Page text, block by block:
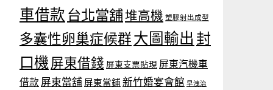
車借款 台北當舖堆高機 塑膠射出成型
多囊性卵巢症候群大圖輸出 封
口機 屏東借錢 屏東支票貼現 屏東汽機車
借款 屏東當舖 屏東當鋪 新竹婚宴會館 早洩治